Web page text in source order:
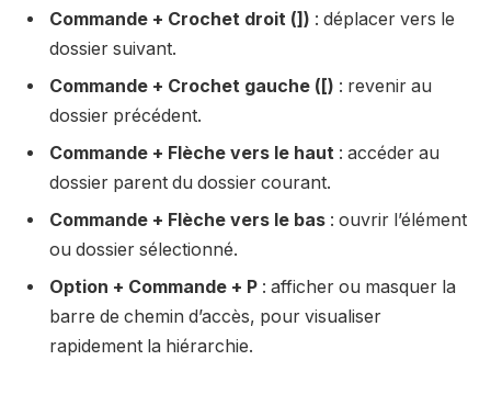
Commande + Crochet droit (]) : déplacer vers le
dossier suivant.
Commande + Crochet gauche ([) : revenir au
dossier précédent.
Commande + Flèche vers le haut : accéder au
dossier parent du dossier courant.
Commande + Flèche vers le bas : ouvrir l’élément
ou dossier sélectionné.
Option + Commande + P : afficher ou masquer la
barre de chemin d’accès, pour visualiser
rapidement la hiérarchie.